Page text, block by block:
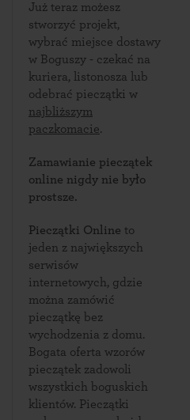
Już teraz możesz
stworzyć projekt,
wybrać miejsce dostawy
w Boguszy - czekać na
kuriera, listonosza lub
odebrać pieczątki w
najbliższym
paczkomacie.
Zamawianie pieczątek
online nigdy nie było
prostsze.
Pieczątki Online to
jeden z największych
serwisów
internetowych, gdzie
można zamówić
pieczątkę bez
wychodzenia z domu.
Bogata oferta wzorów
pieczątek zadowoli
wszystkich boguskich
klientów. Pieczątki